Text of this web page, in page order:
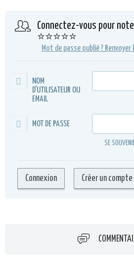
Connectez-vous pour
⭐⭐⭐⭐⭐
Mot de passe oublié ?
NOM
D'UTILISATEUR OU
EMAIL
MOT DE PASSE
SE